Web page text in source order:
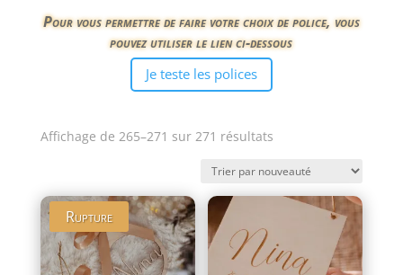
Pour vous permettre de faire votre choix de police, vous
pouvez utiliser le lien ci-dessous
Je teste les polices
Affichage de 265–271 sur 271 résultatsTrié
plus
récent
ancien
Rupture